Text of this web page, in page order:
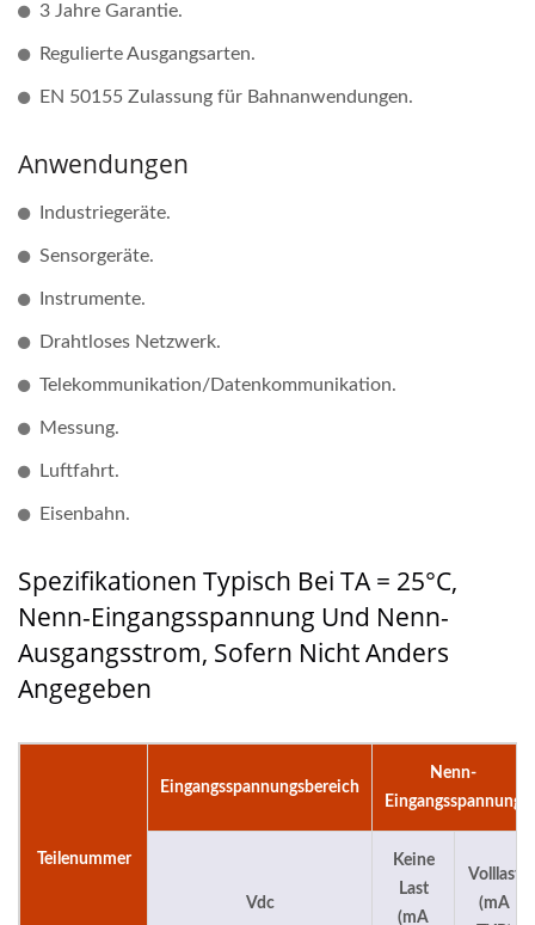
3 Jahre Garantie.
Regulierte Ausgangsarten.
EN 50155 Zulassung für Bahnanwendungen.
Anwendungen
Industriegeräte.
Sensorgeräte.
Instrumente.
Drahtloses Netzwerk.
Telekommunikation/Datenkommunikation.
Messung.
Luftfahrt.
Eisenbahn.
Spezifikationen Typisch Bei TA = 25°C,
Nenn-Eingangsspannung Und Nenn-
Ausgangsstrom, Sofern Nicht Anders
Angegeben
Teilenummer
Eingangsspannungsbereich
Nenn-
Eingangsspannung
Vdc
Keine
Last
(mA
Volllast
(mA